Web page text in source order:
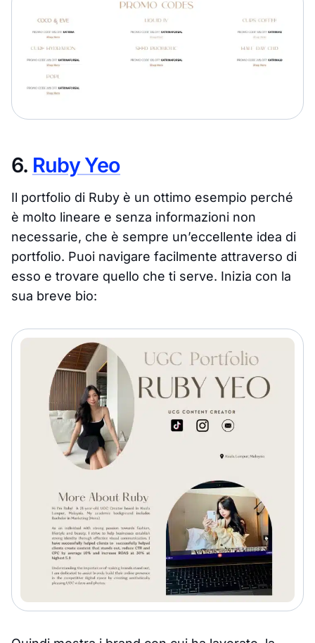
6. Ruby Yeo
Il portfolio di Ruby è un ottimo esempio perché
è molto lineare e senza informazioni non
necessarie, che è sempre un’eccellente idea di
portfolio. Puoi navigare facilmente attraverso di
esso e trovare quello che ti serve. Inizia con la
sua breve bio: